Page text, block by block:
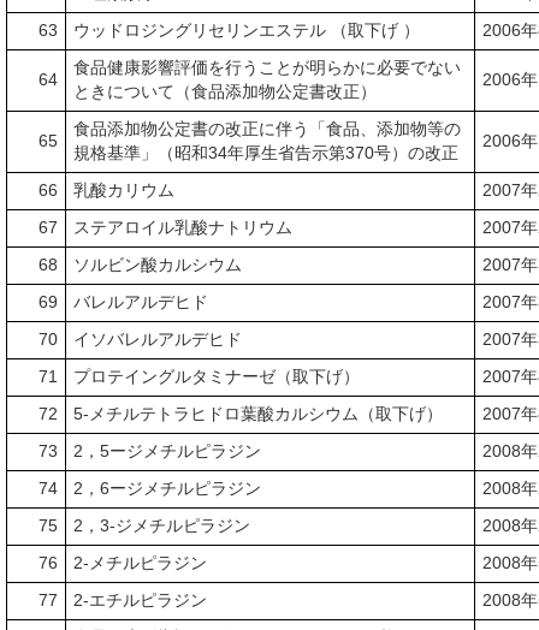
63 ウッドロジングリセリンエステル （取下げ ） 2006
64
食品健康影響評価を行うことが明らかに必要でない
ときについて（食品添加物公定書改正）
2006
65
食品添加物公定書の改正に伴う「食品、添加物等の
規格基準」（昭和34年厚生省告示第370号）の改正
2006
66 乳酸カリウム 2007
67 ステアロイル乳酸ナトリウム 2007
68 ソルビン酸カルシウム 2007
69 バレルアルデヒド 2007
70 イソバレルアルデヒド 2007
71 プロテイングルタミナーゼ（取下げ） 2007
72 5-メチルテトラヒドロ葉酸カルシウム（取下げ） 2007
73 2，5ージメチルピラジン 2008
74 2，6ージメチルピラジン 2008
75 2，3-ジメチルピラジン 2008
76 2-メチルピラジン 2008
77 2-エチルピラジン 2008